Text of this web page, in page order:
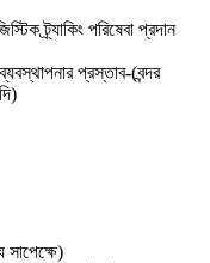
ট্র্যাকিং পরিষেবা প্রদান
প্রস্তাব-(বন্দর